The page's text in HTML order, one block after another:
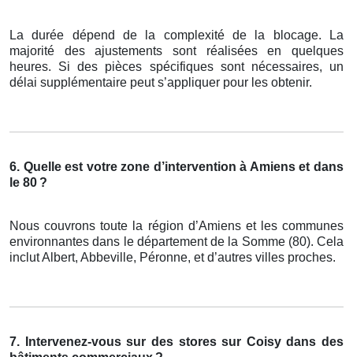
La durée dépend de la complexité de la blocage. La
majorité des ajustements sont réalisées en quelques
heures. Si des pièces spécifiques sont nécessaires, un
délai supplémentaire peut s’appliquer pour les obtenir.
6. Quelle est votre zone d’intervention à Amiens et dans
le 80 ?
Nous couvrons toute la région d’Amiens et les communes
environnantes dans le département de la Somme (80). Cela
inclut Albert, Abbeville, Péronne, et d’autres villes proches.
7. Intervenez-vous sur des stores sur Coisy dans des